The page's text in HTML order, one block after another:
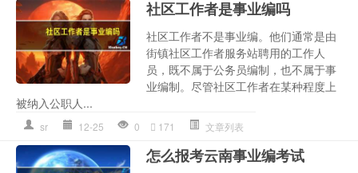
社区工作者是事业编吗
社区工作者不是事业编。他们通常是由
街镇社区工作者服务站聘用的工作人
员，既不属于公务员编制，也不属于事
业编制。尽管社区工作者在某种程度上
被纳入公职人...
sr 12-25 0 171 文章列表
怎么报考云南事业编考试